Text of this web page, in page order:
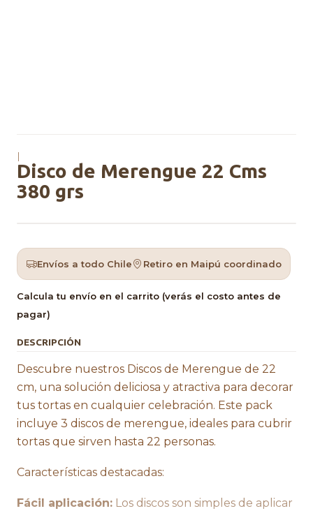
|
Disco de Merengue 22 Cms
380 grs
Envíos a todo Chile Retiro en Maipú coordinado
Calcula tu envío en el carrito (verás el costo antes de
pagar)
DESCRIPCIÓN
Descubre nuestros Discos de Merengue de 22
cm, una solución deliciosa y atractiva para decorar
tus tortas en cualquier celebración. Este pack
incluye 3 discos de merengue, ideales para cubrir
tortas que sirven hasta 22 personas.
Características destacadas:
Fácil aplicación: Los discos son simples de aplicar